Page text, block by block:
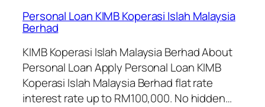
Personal Loan KIMB Koperasi Islah Malaysia
Berhad
KIMB Koperasi Islah Malaysia Berhad About
Personal Loan Apply Personal Loan KIMB
Koperasi Islah Malaysia Berhad flat rate
interest rate up to RM100,000. No hidden…